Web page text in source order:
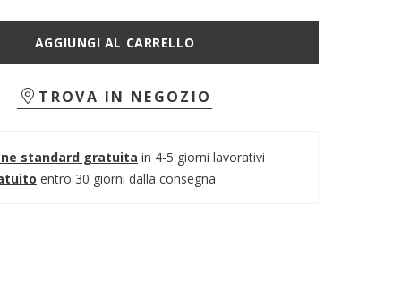
AGGIUNGI AL CARRELLO
TROVA IN NEGOZIO
standard gratuita in 4-5 giorni lavorativi
entro 30 giorni dalla consegna